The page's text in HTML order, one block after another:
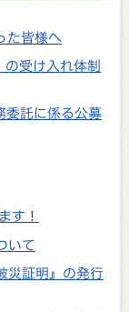
た皆様へ
受け入れ体制
委託に係る公募
す！
いて
災証明』の発行